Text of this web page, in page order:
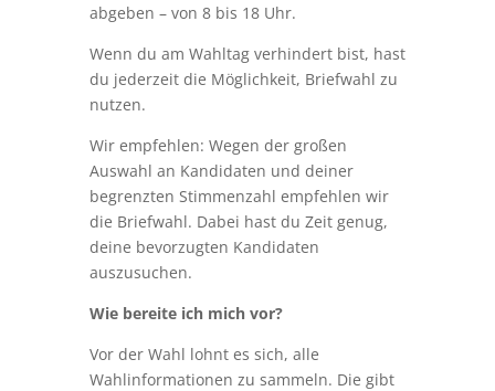
abgeben – von 8 bis 18 Uhr.
Wenn du am Wahltag verhindert bist, hast
du jederzeit die Möglichkeit, Briefwahl zu
nutzen.
Wir empfehlen: Wegen der großen
Auswahl an Kandidaten und deiner
begrenzten Stimmenzahl empfehlen wir
die Briefwahl. Dabei hast du Zeit genug,
deine bevorzugten Kandidaten
auszusuchen.
Wie bereite ich mich vor?
Vor der Wahl lohnt es sich, alle
Wahlinformationen zu sammeln. Die gibt